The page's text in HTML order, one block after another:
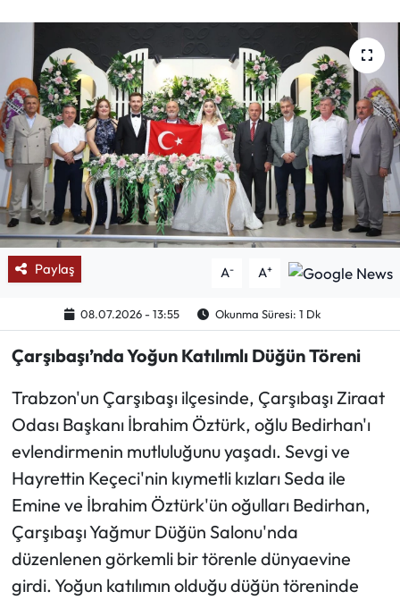
Paylaş A- A+
08.07.2026 - 13:55 Okunma Süresi: 1 Dk
Çarşıbaşı’nda Yoğun Katılımlı Düğün Töreni
Trabzon'un Çarşıbaşı ilçesinde, Çarşıbaşı Ziraat
Odası Başkanı İbrahim Öztürk, oğlu Bedirhan'ı
evlendirmenin mutluluğunu yaşadı. Sevgi ve
Hayrettin Keçeci'nin kıymetli kızları Seda ile
Emine ve İbrahim Öztürk'ün oğulları Bedirhan,
Çarşıbaşı Yağmur Düğün Salonu'nda
düzenlenen görkemli bir törenle dünyaevine
girdi. Yoğun katılımın olduğu düğün töreninde
Röportaj
Manşet
Köşe Yazıları
Karikatür Galeri
BIK
ASTROLOJİ
Spor Yazıları
Ekonomi
Sağlık
Turizm
Teknoloji